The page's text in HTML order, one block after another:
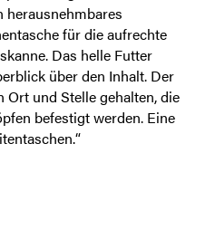
herausnehmbares
für die aufrechte
Das helle Futter
über den Inhalt. Der
Ort und Stelle gehalten, die
befestigt werden. Eine